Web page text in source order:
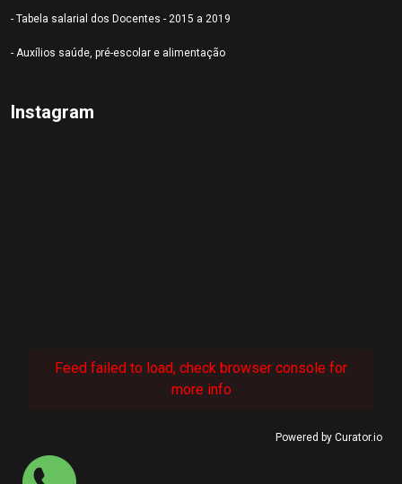
- Tabela salarial dos Docentes - 2015 a 2019
- Auxílios saúde, pré-escolar e alimentação
Instagram
Feed failed to load, check browser console for
more info
Powered by Curator.io